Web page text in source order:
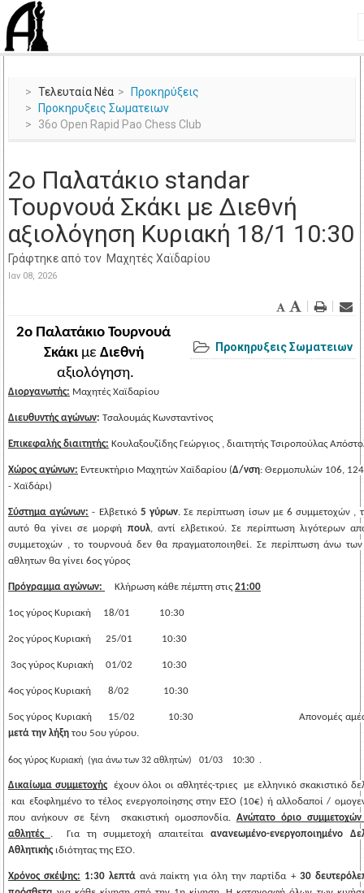
Τελευταία Νέα
Προκηρύξεις
Προκηρυξεις Σωματειων
36o Open Rapid Pao Chess Club
2ο Παλατάκιο standar
Τουρνουά Σκάκι με Διεθνή
αξιολόγηση Κυριακή 18/1 10:30
Γράφτηκε από τον Μαχητές Χαϊδαρίου
Ιαν 08, 2026
Προκηρυξεις Σωματειων
2ο Παλατάκιο Τουρνουά
Σκάκι με Διεθνή
αξιολόγηση.
Διοργανωτής: Μαχητές Χαϊδαρίου
Διευθυντής αγώνων: Τσαλουμάς Κωνσταντίνος
Επικεφαλής διαιτητής: Κουλαξουζίδης Γεώργιος , διαιτητής Τσιροπούλας
Χώρος αγώνων: Εντευκτήριο Μαχητών Χαϊδαρίου (Δ/νση: Θερμοπυλών 106,
- Χαϊδάρι)
Σύστημα αγώνων: - Ελβετικό 5 γύρων. Σε περίπτωση ίσων με 6 συμμετοχών ,
αυτό θα γίνει σε μορφή πουλ, αντί ελβετικού. Σε περίπτωση λιγότερων
συμμετοχών , το τουρνουά δεν θα πραγματοποιηθεί. Σε περίπτωση άνω
αθλητων θα γίνει 6ος γύρος
Πρόγραμμα αγώνων: Κλήρωση κάθε πέμπτη στις 21:00
1ος γύρος Κυριακή     18/01            10:30
2ος γύρος Κυριακή      25/01            10:30
3ος γύρος Κυριακή     01/02            10:30
4ος γύρος Κυριακή       8/02              10:30
μετά την λήξη του 5ου γύρου.
6ος γύρος Κυριακή  (για άνω των 32 αθλητών)   01/03    10:30 .
Δικαίωμα συμμετοχής
και εξοφλημένο το τέλος ενεργοποίησης στην ΕΣΟ (10€) ή αλλοδαποί /
που ανήκουν σε ξένη
σκακιστική ομοσπονδία. Ανώτατο όριο
αθλητές .  Για τη συμμετοχή απαιτείται ανανεωμένο-ενεργοποιημένο
Αθλητικής ιδιότητας της ΕΣΟ.
Χρόνος σκέψης: 1:30 λεπτά ανά παίκτη για όλη την παρτίδα + 30